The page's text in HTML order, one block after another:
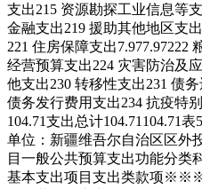
支出215 资源勘探工业信息等
金融支出219 援助其他地区支出
221 住房保障支出7.977.97222
经营预算支出224 灾害防治及
他支出230 转移性支出231 债
债务发行费用支出234 抗疫特
104.71支出总计104.71 104.71表5
单位：新疆维吾尔自治区区外
目 一般公共预算支出功能分类
基本支出项目支出类款项※ ※